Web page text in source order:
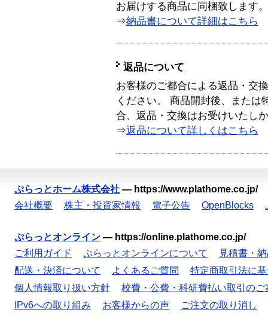
お届けする商品に同梱致します。
⇒納品書について詳細はこちら
返品について
お客様のご都合による返品・交
ください。 商品開封後、または
合、返品・交換はお受けいたし
⇒返品について詳しくはこちら
ぷらっとホーム株式会社 — https://www.plathome.co.jp/
会社概要
株主・投資家情報 電子公告 OpenBlocks
ぷらっとオンライン — https://online.plathome.co.jp/
ご利用ガイド
ぷらっとオンラインについて
見積書・
配送・決済について
よくあるご質問
特定商取引法に
個人情報取り扱い方針
校費・公費・科研費払い取引のご
IPv6への取り組み
お客様からの声 ご注文の取り消し